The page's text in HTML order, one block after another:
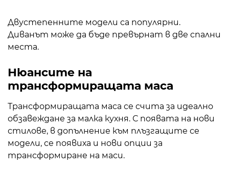
Двустепенните модели са популярни.
Диванът може да бъде превърнат в две спални
места.
Нюансите на
трансформиращата маса
Трансформиращата маса се счита за идеално
обзавеждане за малка кухня. С появата на нови
стилове, в допълнение към плъзгащите се
модели, се появиха и нови опции за
трансформиране на маси.